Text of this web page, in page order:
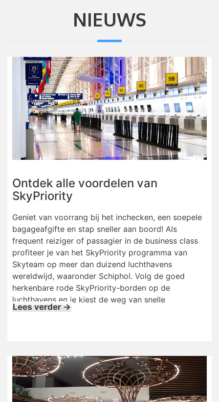
NIEUWS
Ontdek alle voordelen van
SkyPriority
Geniet van voorrang bij het inchecken, een soepele
bagageafgifte en stap sneller aan boord! Als
frequent reiziger of passagier in de business class
profiteer je van het SkyPriority programma van
Skyteam op meer dan duizend luchthavens
wereldwijd, waaronder Schiphol. Volg de goed
herkenbare rode SkyPriority-borden op de
luchthavens en je kiest de weg van snelle
Lees verder →